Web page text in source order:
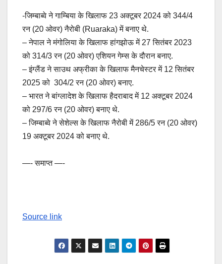
-जिम्बाब्वे ने गाम्बिया के खिलाफ 23 अक्टूबर 2024 को 344/4
रन (20 ओवर) नैरोबी (Ruaraka) में बनाए थे.
– नेपाल ने मंगोलिया के खिलाफ हांगझोऊ में 27 सितंबर 2023
को 314/3 रन (20 ओवर) एश‍ियन गेम्स के दौरान बनाए.
– इंग्लैंड ने साउथ अफ्रीका के खिलाफ मैनचेस्टर में 12 सितंबर
2025 को 304/2 रन (20 ओवर) बनाए.
– भारत ने बांग्लादेश के खिलाफ हैदराबाद में 12 अक्टूबर 2024
को 297/6 रन (20 ओवर) बनाए थे.
– जिम्बाब्वे ने सेशेल्स के खिलाफ नैरोबी में 286/5 रन (20 ओवर)
19 अक्टूबर 2024 को बनाए थे.
—- समाप्त —-
Source link